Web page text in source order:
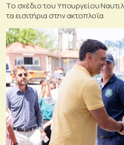
Το σχέδιο του Υπουργείου Ναυτιλίας για να μην
τα εισιτήρια στην ακτοπλοΐα